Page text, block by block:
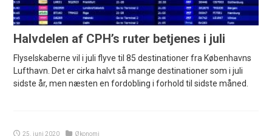
Halvdelen af CPH’s ruter betjenes i juli
Flyselskaberne vil i juli flyve til 85 destinationer fra Københavns
Lufthavn. Det er cirka halvt så mange destinationer som i juli
sidste år, men næsten en fordobling i forhold til sidste måned.
25. juni 2020 Økonomi